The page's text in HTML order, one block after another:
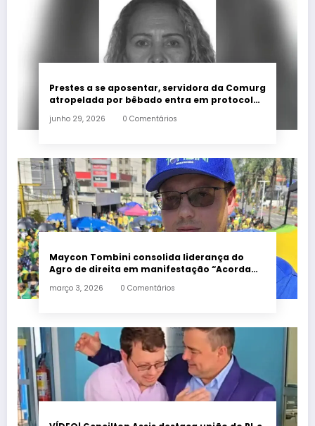
Prestes a se aposentar, servidora da Comurg
atropelada por bêbado entra em protocolo
junho 29, 2026 0 Comentários
Maycon Tombini consolida liderança do
Agro de direita em manifestação “Acorda
março 3, 2026 0 Comentários